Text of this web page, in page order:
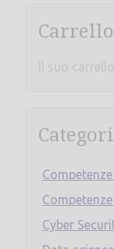
Carrello
Il suo
Cyber